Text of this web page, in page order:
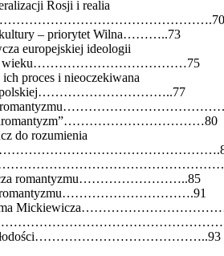
Rosji i realia
kultury – priorytet Wilna………..73
europejskiej ideologii
XIX wieku………………………………75
proces i nieoczekiwana
polskiej…………………………..77
„romantyzm”……………………………80
do rozumienia
romantyzmu……………………..85
romantyzmu………………………….91
Adama
młodości…………………………………..93